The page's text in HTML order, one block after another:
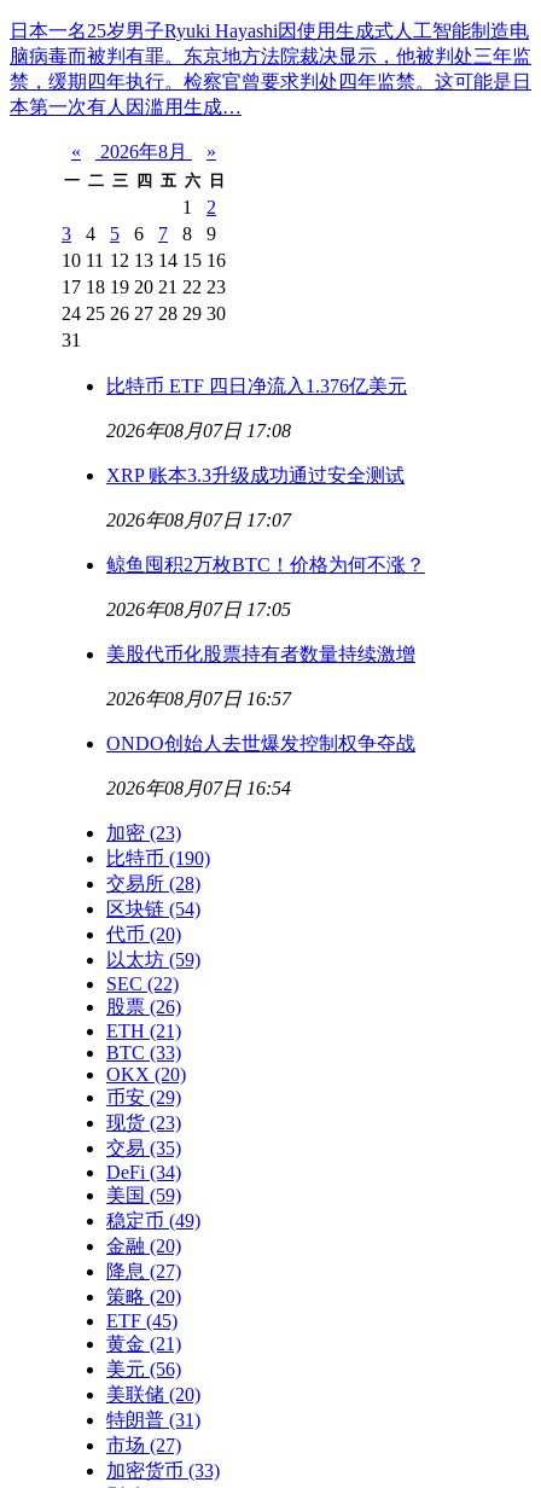
日本一名25岁男子Ryuki Hayashi因使用生成式人工智能制造电
脑病毒而被判有罪。东京地方法院裁决显示，他被判处三年监
禁，缓期四年执行。检察官曾要求判处四年监禁。这可能是日
本第一次有人因滥用生成…
« 2026年8月 »
一 二 三 四 五 六 日
1
2
3
4 5 6 7 8
9
10 11 12 13 14 15 16
17 18 19 20 21 22 23
24 25 26 27 28 29 30
31
比特币 ETF 四日净流入1.376亿美元
2026年08月07日 17:08
XRP 账本3.3升级成功通过安全测试
2026年08月07日 17:07
鲸鱼囤积2万枚BTC！价格为何不涨？
2026年08月07日 17:05
美股代币化股票持有者数量持续激增
2026年08月07日 16:57
ONDO创始人去世爆发控制权争夺战
2026年08月07日 16:54
加密 (23)
比特币 (190)
交易所 (28)
区块链 (54)
代币 (20)
以太坊 (59)
SEC (22)
股票 (26)
ETH (21)
BTC (33)
OKX (20)
币安 (29)
现货 (23)
交易 (35)
DeFi (34)
美国 (59)
稳定币 (49)
金融 (20)
降息 (27)
策略 (20)
ETF (45)
黄金 (21)
美元 (56)
美联储 (20)
特朗普 (31)
市场 (27)
加密货币 (33)